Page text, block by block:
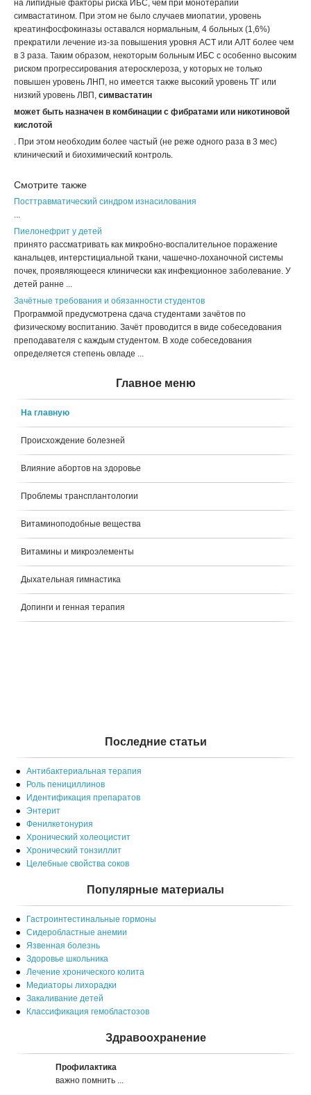
на липидные факторы риска ИБС, чем при монотерапии
симвастатином. При этом не было случаев миопатии, уровень
креатинфосфокиназы оставался нормальным, 4 больных (1,6%)
прекратили лечение из-за повышения уровня АСТ или АЛТ более чем
в 3 раза. Таким образом, некоторым больным ИБС с особенно высоким
риском прогрессирования атеросклероза, у которых не только
повышен уровень ЛНП, но имеется также высокий уровень ТГ или
низкий уровень ЛВП, симвастатин
может быть назначен в комбинации с фибратами или никотиновой
кислотой
. При этом необходим более частый (не реже одного раза в 3 мес)
клинический и биохимический контроль.
Смотрите также
Посттравматический синдром изнасилования
...
Пиелонефрит у детей
принято рассматривать как микробно-воспалительное поражение
канальцев, интерстициальной ткани, чашечно-лоханочной системы
почек, проявляющееся клинически как инфекционное заболевание. У
детей ранне ...
Зачётные требования и обязанности студентов
Программой предусмотрена сдача студентами зачётов по
физическому воспитанию. Зачёт проводится в виде собеседования
преподавателя с каждым студентом. В ходе собеседования
определяется степень овладе ...
Главное меню
На главную
Происхождение болезней
Влияние абортов на здоровье
Проблемы трансплантологии
Витаминоподобные вещества
Витамины и микроэлементы
Дыхательная гимнастика
Допинги и генная терапия
Последние статьи
Антибактериальная терапия
Роль пенициллинов
Идентификация препаратов
Энтерит
Фенилкетонурия
Хронический холеоцистит
Хронический тонзиллит
Целебные свойства соков
Популярные материалы
Гастроинтестинальные гормоны
Сидеробластные анемии
Язвенная болезнь
Здоровье школьника
Лечение хронического колита
Медиаторы лихорадки
Закаливание детей
Классификация гемобластозов
Здравоохранение
Профилактика
важно помнить ...